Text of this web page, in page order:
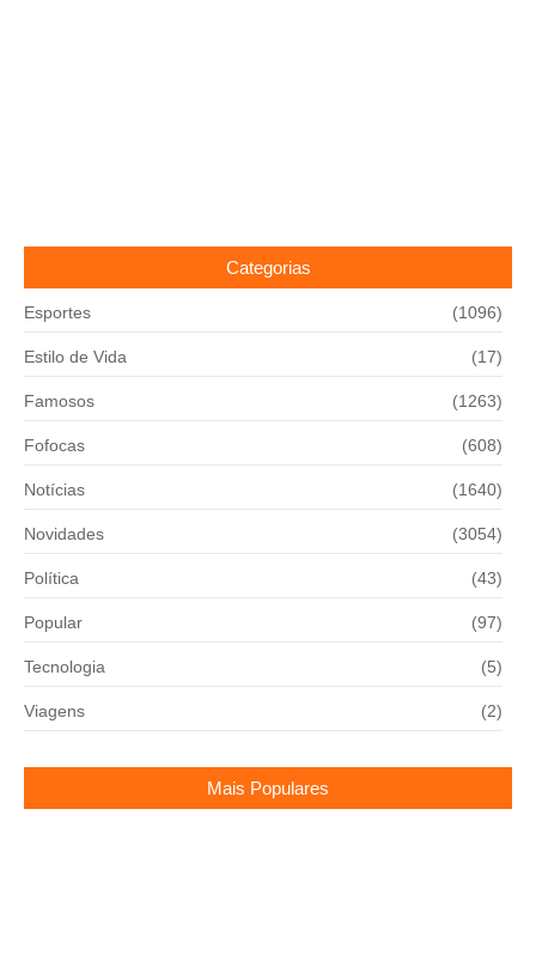
Mais Populares
Categorias
Esportes (1096)
Estilo de Vida (17)
Famosos (1263)
Fofocas (608)
Notícias (1640)
Novidades (3054)
Política (43)
Popular (97)
Tecnologia (5)
Viagens (2)